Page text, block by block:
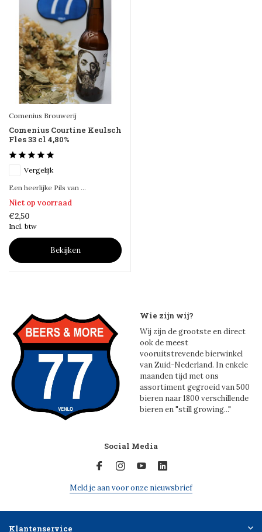
Comenius Brouwerij
Comenius Courtine Keulsch
Fles 33 cl 4,80%
Vergelijk
Een heerlijke Pils van ...
Niet op voorraad
€2,50
Incl. btw
Bekijken
Wie zijn wij?
Wij zijn de grootste en direct
ook de meest
vooruitstrevende bierwinkel
van Zuid-Nederland. In enkele
maanden tijd met ons
assortiment gegroeid van 500
bieren naar 1800 verschillende
bieren en "still growing..."
Social Media
Meld je aan voor onze nieuwsbrief
Klantenservice